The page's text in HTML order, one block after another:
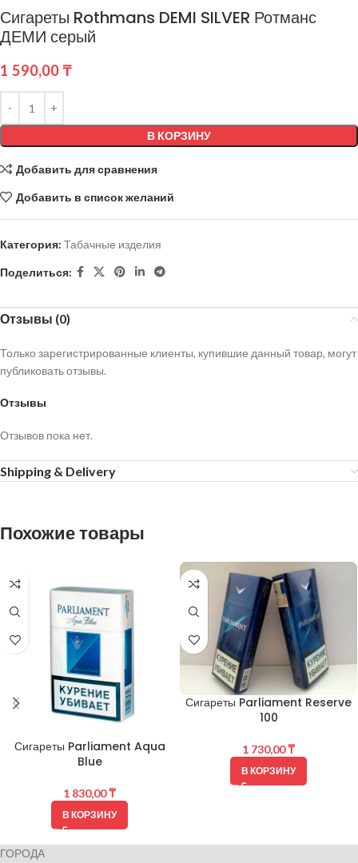
Сигареты Rothmans DEMI SILVER Ротманс
ДЕМИ серый
1 590,00 ₸
В КОРЗИНУ
Добавить для сравнения
Добавить в список желаний
Категория: Табачные изделия
Поделиться:
Отзывы (0)
Отзывы
Отзывов пока нет.
Только зарегистрированные клиенты, купившие данный товар, могут
публиковать отзывы.
Shipping & Delivery
Похожие товары
Сигареты Parliament Aqua
Blue
1 830,00₸
В КОРЗИНУ
Сигареты Parliament Reserve
100
1 730,00₸
В КОРЗИНУ
ГОРОДА